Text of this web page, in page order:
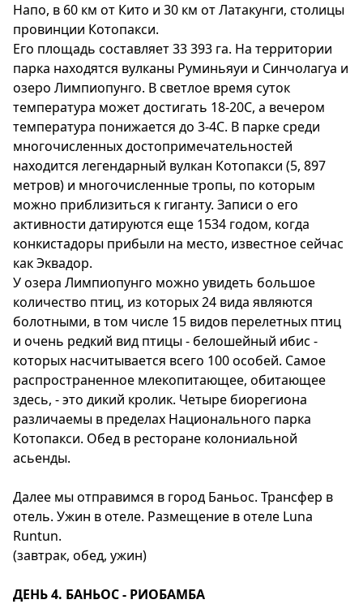
Напо, в 60 км от Кито и 30 км от Латакунги, столицы
провинции Котопакси.
Его площадь составляет 33 393 га. На территории
парка находятся вулканы Руминьяуи и Синчолагуа и
озеро Лимпиопунго. В светлое время суток
температура может достигать 18-20С, а вечером
температура понижается до 3-4C. В парке среди
многочисленных достопримечательностей
находится легендарный вулкан Котопакси (5, 897
метров) и многочисленные тропы, по которым
можно приблизиться к гиганту. Записи о его
активности датируются еще 1534 годом, когда
конкистадоры прибыли на место, известное сейчас
как Эквадор.
У озера Лимпиопунго можно увидеть большое
количество птиц, из которых 24 вида являются
болотными, в том числе 15 видов перелетных птиц
и очень редкий вид птицы - белошейный ибис -
которых насчитывается всего 100 особей. Самое
распространенное млекопитающее, обитающее
здесь, - это дикий кролик. Четыре биорегиона
различаемы в пределах Национального парка
Котопакси. Обед в ресторане колониальной
асьенды.
Далее мы отправимся в город Баньос. Трансфер в
отель. Ужин в отеле. Размещение в отеле Luna
Runtun.
(завтрак, обед, ужин)
ДЕНЬ 4. БАНЬОС - РИОБАМБА